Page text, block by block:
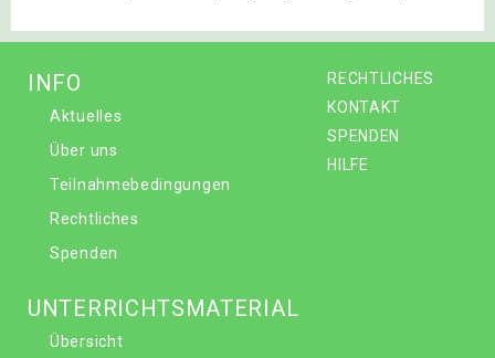
RECHTLICHES
KONTAKT
SPENDEN
HILFE
INFO
Aktuelles
Über uns
Teilnahmebedingungen
Rechtliches
Spenden
UNTERRICHTSMATERIAL
Übersicht